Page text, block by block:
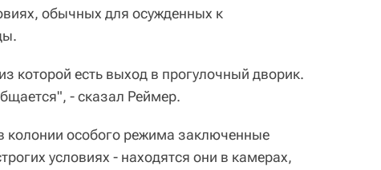
обычных для осужденных к
которой есть выход в прогулочный дворик.
- сказал Реймер.
колонии особого режима заключенные
условиях - находятся они в камерах,